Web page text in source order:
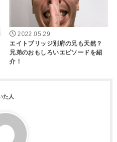
2022.05.29
エイトブリッジ別府の兄も天然？
兄弟のおもしろいエピソードを紹
介！